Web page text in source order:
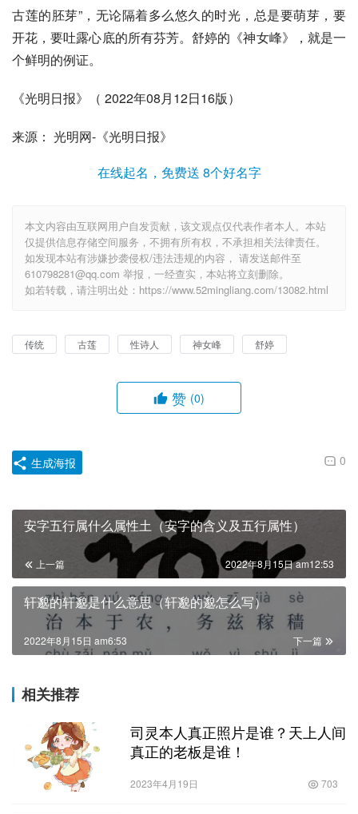
古莲的胚芽”，无论隔着多么悠久的时光，总是要萌芽，要
开花，要吐露心底的所有芬芳。舒婷的《神女峰》，就是一
个鲜明的例证。
《光明日报》（ 2022年08月12日16版）
来源： 光明网-《光明日报》
在线起名，免费送 8个好名字
本文内容由互联网用户自发贡献，该文观点仅代表作者本人。本站
仅提供信息存储空间服务，不拥有所有权，不承担相关法律责任。
如发现本站有涉嫌抄袭侵权/违法违规的内容， 请发送邮件至
610798281@qq.com 举报，一经查实，本站将立刻删除。
如若转载，请注明出处：https://www.52mingliang.com/13082.html
传统 古莲 性诗人 神女峰 舒婷
赞 (0)
0
生成海报
安字五行属什么属性土（安字的含义及五行属性）
上一篇 2022年8月15日 am12:53
轩邈的轩邈是什么意思（轩邈的邈怎么写）
下一篇
2022年8月15日 am6:53
相关推荐
司灵本人真正照片是谁？天上人间
真正的老板是谁！
2023年4月19日 703